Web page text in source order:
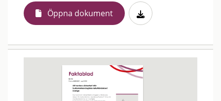
Öppna dokument